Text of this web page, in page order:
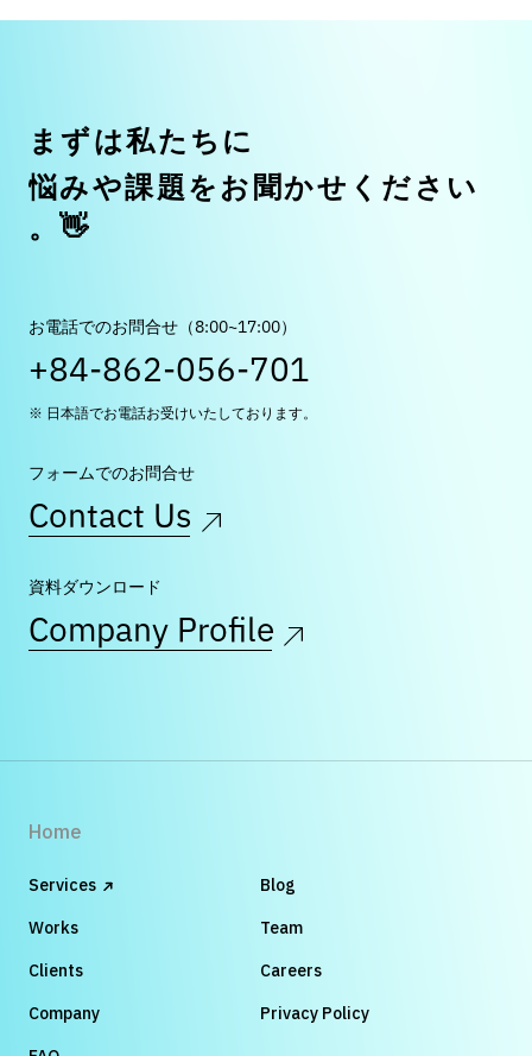
まずは私た ち に
悩みや課題を お 聞 かせ く だ さ い
。 👋
お電話でのお問合せ（8:00~17:00）
+84-862-056-701
※ 日本語でお電話お受けいたしております。
フォームでのお問合せ
Contact Us
資料ダウンロード
Company Profile
Home
Services
Works
Clients
Company
Blog
Team
Careers
Privacy Policy